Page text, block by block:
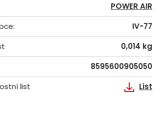
POWER AIR
IV-77
0,014 kg
8595600905050
list
List